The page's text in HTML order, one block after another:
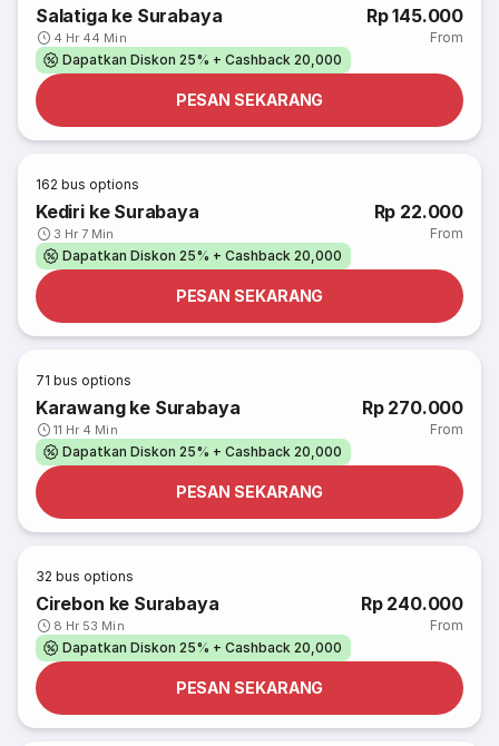
Salatiga ke Surabaya
4 Hr 44 Min
Rp 145.000
From
Dapatkan Diskon 25% + Cashback 20,000
PESAN SEKARANG
162 bus options
Kediri ke Surabaya
3 Hr 7 Min
Rp 22.000
From
Dapatkan Diskon 25% + Cashback 20,000
PESAN SEKARANG
71 bus options
Karawang ke Surabaya
11 Hr 4 Min
Rp 270.000
From
Dapatkan Diskon 25% + Cashback 20,000
PESAN SEKARANG
32 bus options
Cirebon ke Surabaya
8 Hr 53 Min
Rp 240.000
From
Dapatkan Diskon 25% + Cashback 20,000
PESAN SEKARANG